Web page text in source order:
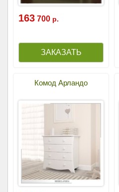
163 700 р.
Комод Арландо